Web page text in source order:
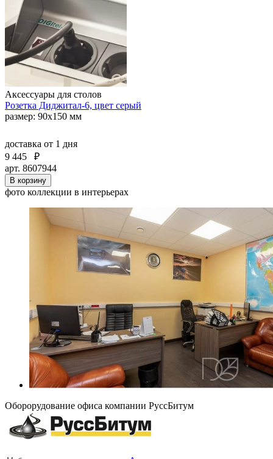
Аксессуары для столов
Розетка Диджитал-6, цвет серый
размер: 90х150 мм
доставка от 1 дня
9 445
₽
арт. 8607944
В корзину
фото коллекции в интерьерах
Оборорудование офиса компании РуссБитум